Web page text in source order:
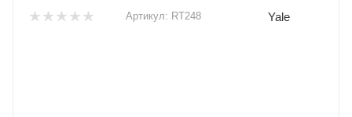
Артикул: RT248 Yale